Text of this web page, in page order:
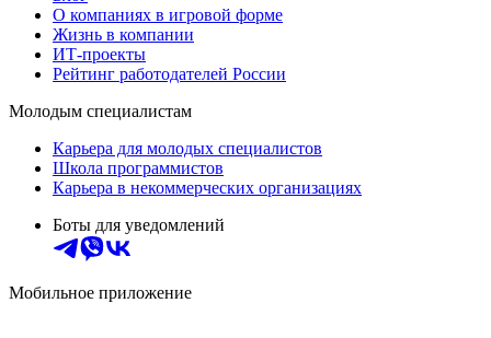
О компаниях в игровой форме
Жизнь в компании
ИТ-проекты
Рейтинг работодателей России
Молодым специалистам
Карьера для молодых специалистов
Школа программистов
Карьера в некоммерческих организациях
Боты для уведомлений
Мобильное приложение